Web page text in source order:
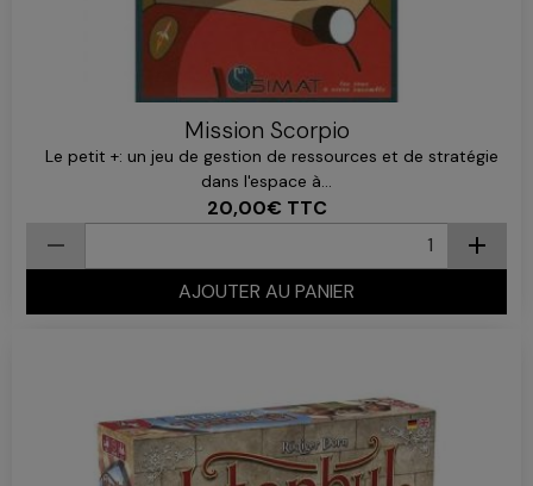
Mission Scorpio
Le petit +: un jeu de gestion de ressources et de stratégie
dans l'espace à...
20,00€ TTC
AJOUTER AU PANIER